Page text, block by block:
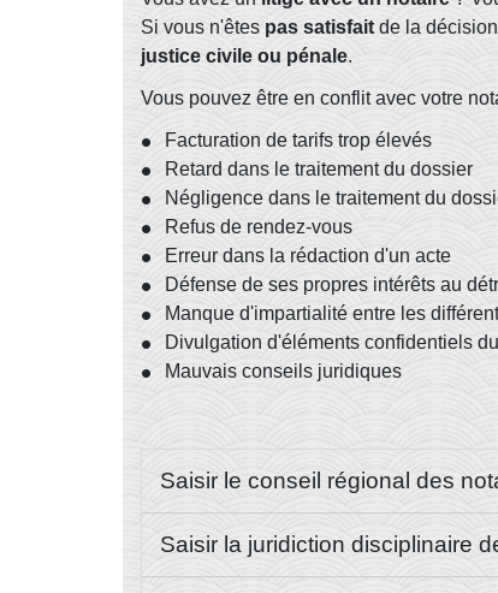
Si vous n'êtes pas satisfaitde la
justice civile ou pénale.
Vous pouvez être en conflit avec votre
Facturation de tarifs trop élevés
Retard dans le traitement du dossier
Négligence dans le traitement du
Refus de rendez-vous
Erreur dans la rédaction d'un acte
Défense de ses propres intérêts au
Manque d'impartialité entre les
Divulgation d'éléments confidentiels
Mauvais conseils juridiques
Saisir le conseil régional des
Saisir la juridiction disciplinaire